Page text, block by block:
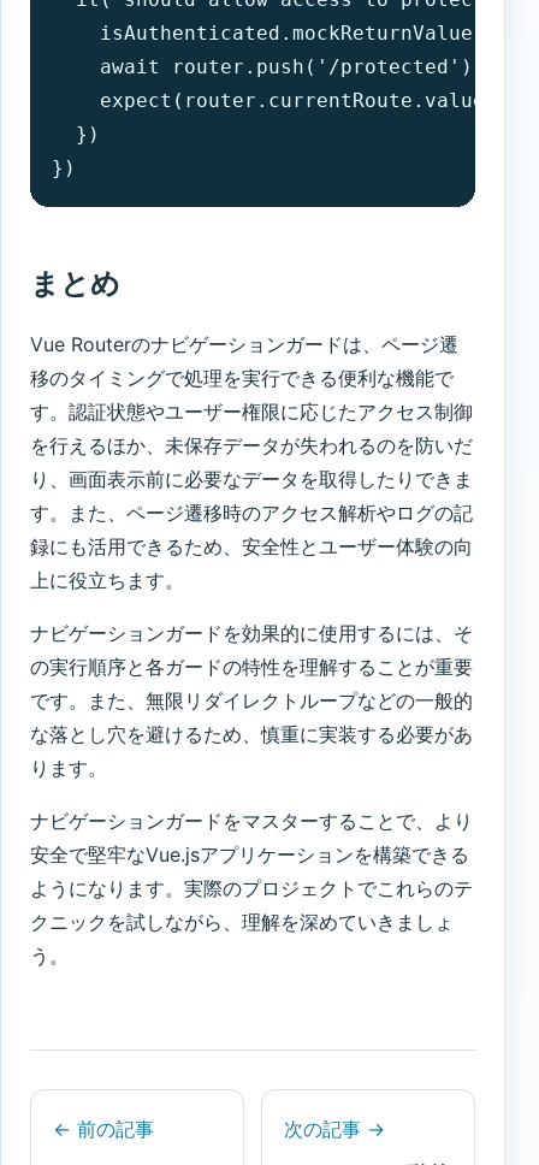
    await router.push('/protected')
  })
})
まとめ
Vue Routerのナビゲーションガードは、ページ遷
移のタイミングで処理を実行できる便利な機能で
す。認証状態やユーザー権限に応じたアクセス制御
を行えるほか、未保存データが失われるのを防いだ
り、画面表示前に必要なデータを取得したりできま
す。また、ページ遷移時のアクセス解析やログの記
録にも活用できるため、安全性とユーザー体験の向
上に役立ちます。
ナビゲーションガードを効果的に使用するには、そ
の実行順序と各ガードの特性を理解することが重要
です。また、無限リダイレクトループなどの一般的
な落とし穴を避けるため、慎重に実装する必要があ
ります。
ナビゲーションガードをマスターすることで、より
安全で堅牢なVue.jsアプリケーションを構築できる
ようになります。実際のプロジェクトでこれらのテ
クニックを試しながら、理解を深めていきましょ
う。
← 前の記事 次の記事 →